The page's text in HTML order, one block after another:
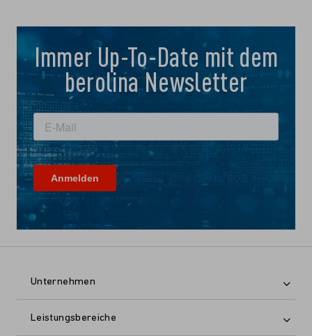
Immer Up-To-Date mit dem
berolina Newsletter
Unternehmen
Leistungsbereiche